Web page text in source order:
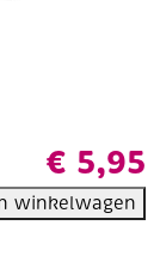
€ 5,95
winkelwagen